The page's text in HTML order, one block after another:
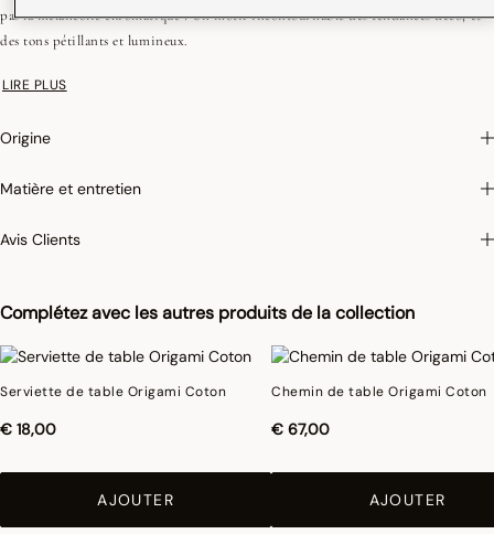
Complétez avec les autres produits de la collection
Serviette de table Origami Coton
€ 18,00
AJOUTER
Chemin de table Origami Coton
€ 67,00
AJOUTER
pas la mélancolie chromatique ! Un motif incontournable des tendances déco, et
des tons pétillants et lumineux.
le traitement spécifique Irretrex qui minimiser les réactions des fibres de coton
leurs proportions au fil du temps pour vous donner entière satisfaction.
LIRE PLUS
Origine
Matière et entretien
Avis Clients